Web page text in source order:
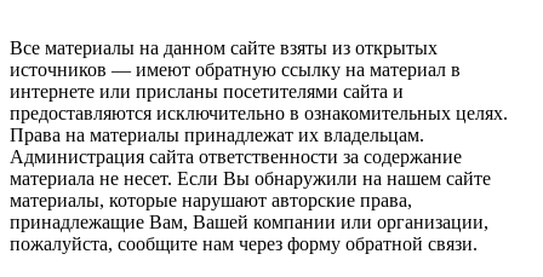
Все материалы на данном сайте взяты из открытых
источников — имеют обратную ссылку на материал в
интернете или присланы посетителями сайта и
предоставляются исключительно в ознакомительных целях.
Права на материалы принадлежат их владельцам.
Администрация сайта ответственности за содержание
материала не несет. Если Вы обнаружили на нашем сайте
материалы, которые нарушают авторские права,
принадлежащие Вам, Вашей компании или организации,
пожалуйста, сообщите нам через форму обратной связи.